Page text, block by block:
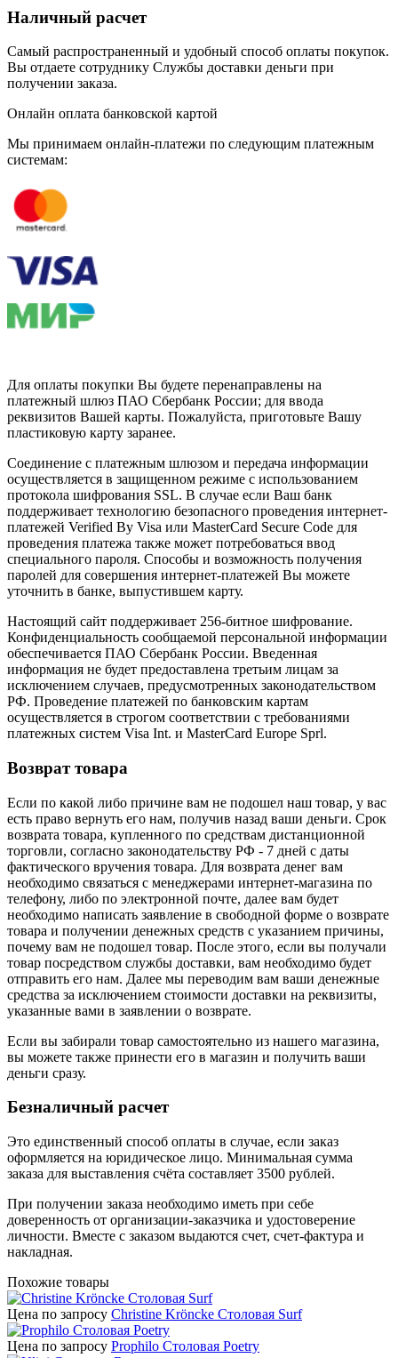
Наличный расчет
Самый распространенный и удобный способ оплаты покупок.
Вы отдаете сотруднику Службы доставки деньги при
получении заказа.
Онлайн оплата банковской картой
Мы принимаем онлайн-платежи по cледующим платежным
системам:
Для оплаты покупки Вы будете перенаправлены на
платежный шлюз ПАО Сбербанк России; для ввода
реквизитов Вашей карты. Пожалуйста, приготовьте Вашу
пластиковую карту заранее.
Соединение с платежным шлюзом и передача информации
осуществляется в защищенном режиме с использованием
протокола шифрования SSL. В случае если Ваш банк
поддерживает технологию безопасного проведения интернет-
платежей Verified By Visa или MasterCard Secure Code для
проведения платежа также может потребоваться ввод
специального пароля. Способы и возможность получения
паролей для совершения интернет-платежей Вы можете
уточнить в банке, выпустившем карту.
Настоящий сайт поддерживает 256-битное шифрование.
Конфиденциальность сообщаемой персональной информации
обеспечивается ПАО Сбербанк России. Введенная
информация не будет предоставлена третьим лицам за
исключением случаев, предусмотренных законодательством
РФ. Проведение платежей по банковским картам
осуществляется в строгом соответствии с требованиями
платежных систем Visa Int. и MasterCard Europe Sprl.
Возврат товара
Если по какой либо причине вам не подошел наш товар, у вас
есть право вернуть его нам, получив назад ваши деньги. Срок
возврата товара, купленного по средствам дистанционной
торговли, согласно законодательству РФ - 7 дней с даты
фактического вручения товара. Для возврата денег вам
необходимо связаться с менеджерами интернет-магазина по
телефону, либо по электронной почте, далее вам будет
необходимо написать заявление в свободной форме о возврате
товара и получении денежных средств с указанием причины,
почему вам не подошел товар. После этого, если вы получали
товар посредством службы доставки, вам необходимо будет
отправить его нам. Далее мы переводим вам ваши денежные
средства за исключением стоимости доставки на реквизиты,
указанные вами в заявлении о возврате.
Если вы забирали товар самостоятельно из нашего магазина,
вы можете также принести его в магазин и получить ваши
деньги сразу.
Безналичный расчет
Это единственный способ оплаты в случае, если заказ
оформляется на юридическое лицо. Минимальная сумма
заказа для выставления счёта составляет 3500 рублей.
При получении заказа необходимо иметь при себе
доверенность от организации-заказчика и удостоверение
личности. Вместе с заказом выдаются счет, счет-фактура и
накладная.
Похожие товары
Цена по запросу Christine Kröncke Столовая Surf
Цена по запросу Prophilo Столовая Poetry